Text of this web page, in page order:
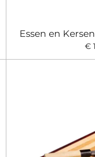
Essen en
€